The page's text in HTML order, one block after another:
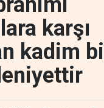
karşı
kadim